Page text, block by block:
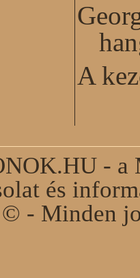
A
- a
és
© - Minden